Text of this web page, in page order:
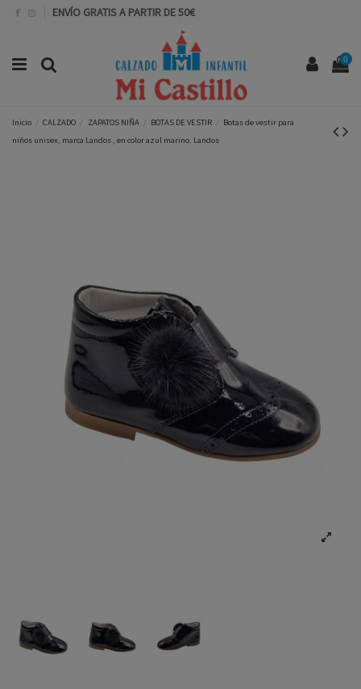
ENVÍO GRATIS A PARTIR DE 50€
0
Inicio CALZADO ZAPATOS NIÑA BOTAS DE VESTIR
Botas de vestir para
niños unisex, marca Landos , en color azul marino. Landos